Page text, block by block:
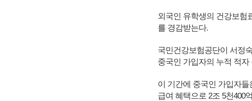
외국인 유학생의 건강보험
를 경감받는다.
국민건강보험공단이 서정
중국인 가입자의 누적 적
이 기간에 중국인 가입자
급여 혜택으로 2조 5천400